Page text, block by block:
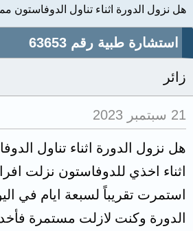
هل نزول الدورة اثناء تناول الدوفاستون
استشارة طبية رقم 63653
زائر
21 سبتمبر 2023
هل نزول الدورة اثناء تناول
اثناء اخذي للدوفاستون نزلت
الدورة وكنت لازلت مستمرة